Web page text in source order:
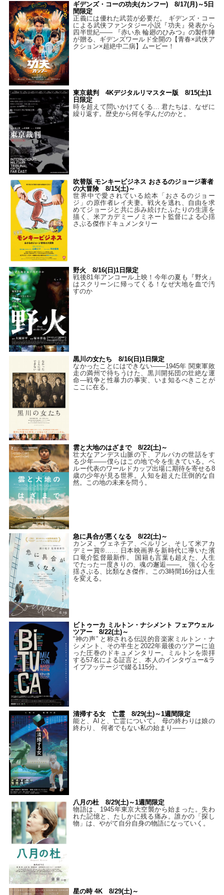
ギデンズ・コーの功夫(カンフー) 8/17(月)～5日
間限定
正義には優れた武芸が必要だ。 ギデンズ・コー
による武侠ファンタジー小説『功夫』発表から
四半世紀―― 『赤い糸 輪廻のひみつ』の製作陣
が贈る、ギデンズワールド全開の【青春×武侠ア
クション×超絶中二病】ムービー！
東京裁判 4Kデジタルリマスター版 8/15(土)1
日限定
時を超えて問いかけてくる… 君たちは、なぜに
繰り返す。歴史から何を学んだのかと。
吹替版 モンキービジネス おさるのジョージ著者
の大冒険 8/15(土)～
世界中で愛されている絵本「おさるのジョー
ジ」の原作者レイ夫妻。戦火を逃れ、自由を求
めてジョージと共に歩み続けたふたりの生涯を
描く、米アカデミーノミネート監督による心揺
さぶる傑作ドキュメンタリー
野火 8/16(日)1日限定
戦後81年アンコール上映！今年の夏も『野火』
はスクリーンに帰ってくる！なぜ大地を血で汚
すのか
黒川の女たち 8/16(日)1日限定
なかったことにはできない——1945年 関東軍敗
走の満州で待ちうけた、黒川開拓団の壮絶な運
命―戦争と性暴力の事実、いま知るべきことが
ここに在る。
雲と大地のはざまで 8/22(土)～
壮大なアンデス山脈の下、アルパカの世話をす
る少年――僕らはこの地で今を生きている。ペ
ルー代表のワールドカップ出場に期待を寄せる8
歳の少年が見る世界。人知を超えた圧倒的な自
然。この地の未来を問う。
急に具合が悪くなる 8/22(土)～
カンヌ、ヴェネチア、ベルリン、そして米アカ
デミー賞®…… 日本映画界を新時代に導いた濱
口竜介監督最新作。 国籍も言葉も超えた、人生
でたった一度きりの、魂の邂逅――。 強く心を
揺さぶる、比類なき傑作。この3時間16分は人生
を変える。
ビトゥーカ ミルトン・ナシメント フェアウェル
ツアー 8/22(土)～
“神の声” と称される伝説的音楽家ミルトン・ナ
シメント、その半生と2022年最後のツアーに迫
った圧巻のドキュメンタリー。ミルトンを崇拝
する57名による証言と、本人のインタヴュー&ラ
イブフッテージで綴る115分。
清掃する女 亡霊 8/29(土)～1週間限定
能と、AIと、亡霊について。 母の終わりは娘の
終わり、 何者でもない私の始まり――
八月の杜 8/29(土)～1週間限定
物語は、1945年東京大空襲から始まった。失わ
れた記憶と、たしかに残る痛み。誰かの「探し
物」は、やがて自分自身の物語になっていく。
星の時 4K 8/29(土)～